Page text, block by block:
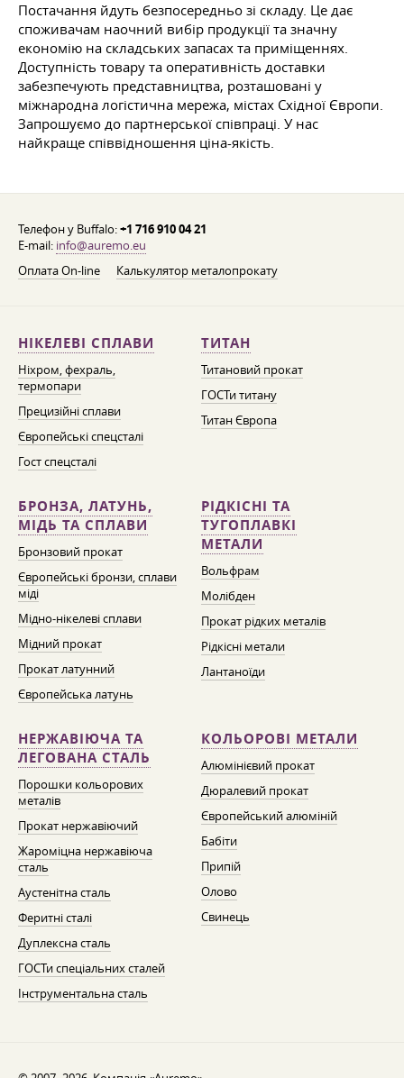
Постачання йдуть безпосередньо зі складу. Це дає
споживачам наочний вибір продукції та значну
економію на складських запасах та приміщеннях.
Доступність товару та оперативність доставки
забезпечують представництва, розташовані у
міжнародна логістична мережа, містах Східної Європи.
Запрошуємо до партнерської співпраці. У нас
найкраще співвідношення ціна-якість.
Телефон у Buffalo:+1 716 910 04 21
E-mail: info@auremo.eu
Оплата On-line
Калькулятор металопрокату
НІКЕЛЕВІ СПЛАВИ
Ніхром, фехраль,
термопари
Прецизійні сплави
Європейські спецсталі
Гост спецсталі
ТИТАН
Титановий прокат
ГОСТи титану
Титан Європа
БРОНЗА, ЛАТУНЬ,
МІДЬ ТА СПЛАВИ
Бронзовий прокат
Європейські бронзи, сплави
міді
Мідно-нікелеві сплави
Мідний прокат
Прокат латунний
Європейська латунь
РІДКІСНІ ТА
ТУГОПЛАВКІ
МЕТАЛИ
Вольфрам
Молібден
Прокат рідких металів
Рідкісні метали
Лантаноїди
НЕРЖАВІЮЧА ТА
ЛЕГОВАНА СТАЛЬ
Порошки кольорових
металів
Прокат нержавіючий
Жароміцна нержавіюча
сталь
Аустенітна сталь
Феритні сталі
Дуплексна сталь
ГОСТи спеціальних сталей
Інструментальна сталь
КОЛЬОРОВІ МЕТАЛИ
Алюмінієвий прокат
Дюралевий прокат
Європейський алюміній
Бабіти
Припій
Олово
Свинець